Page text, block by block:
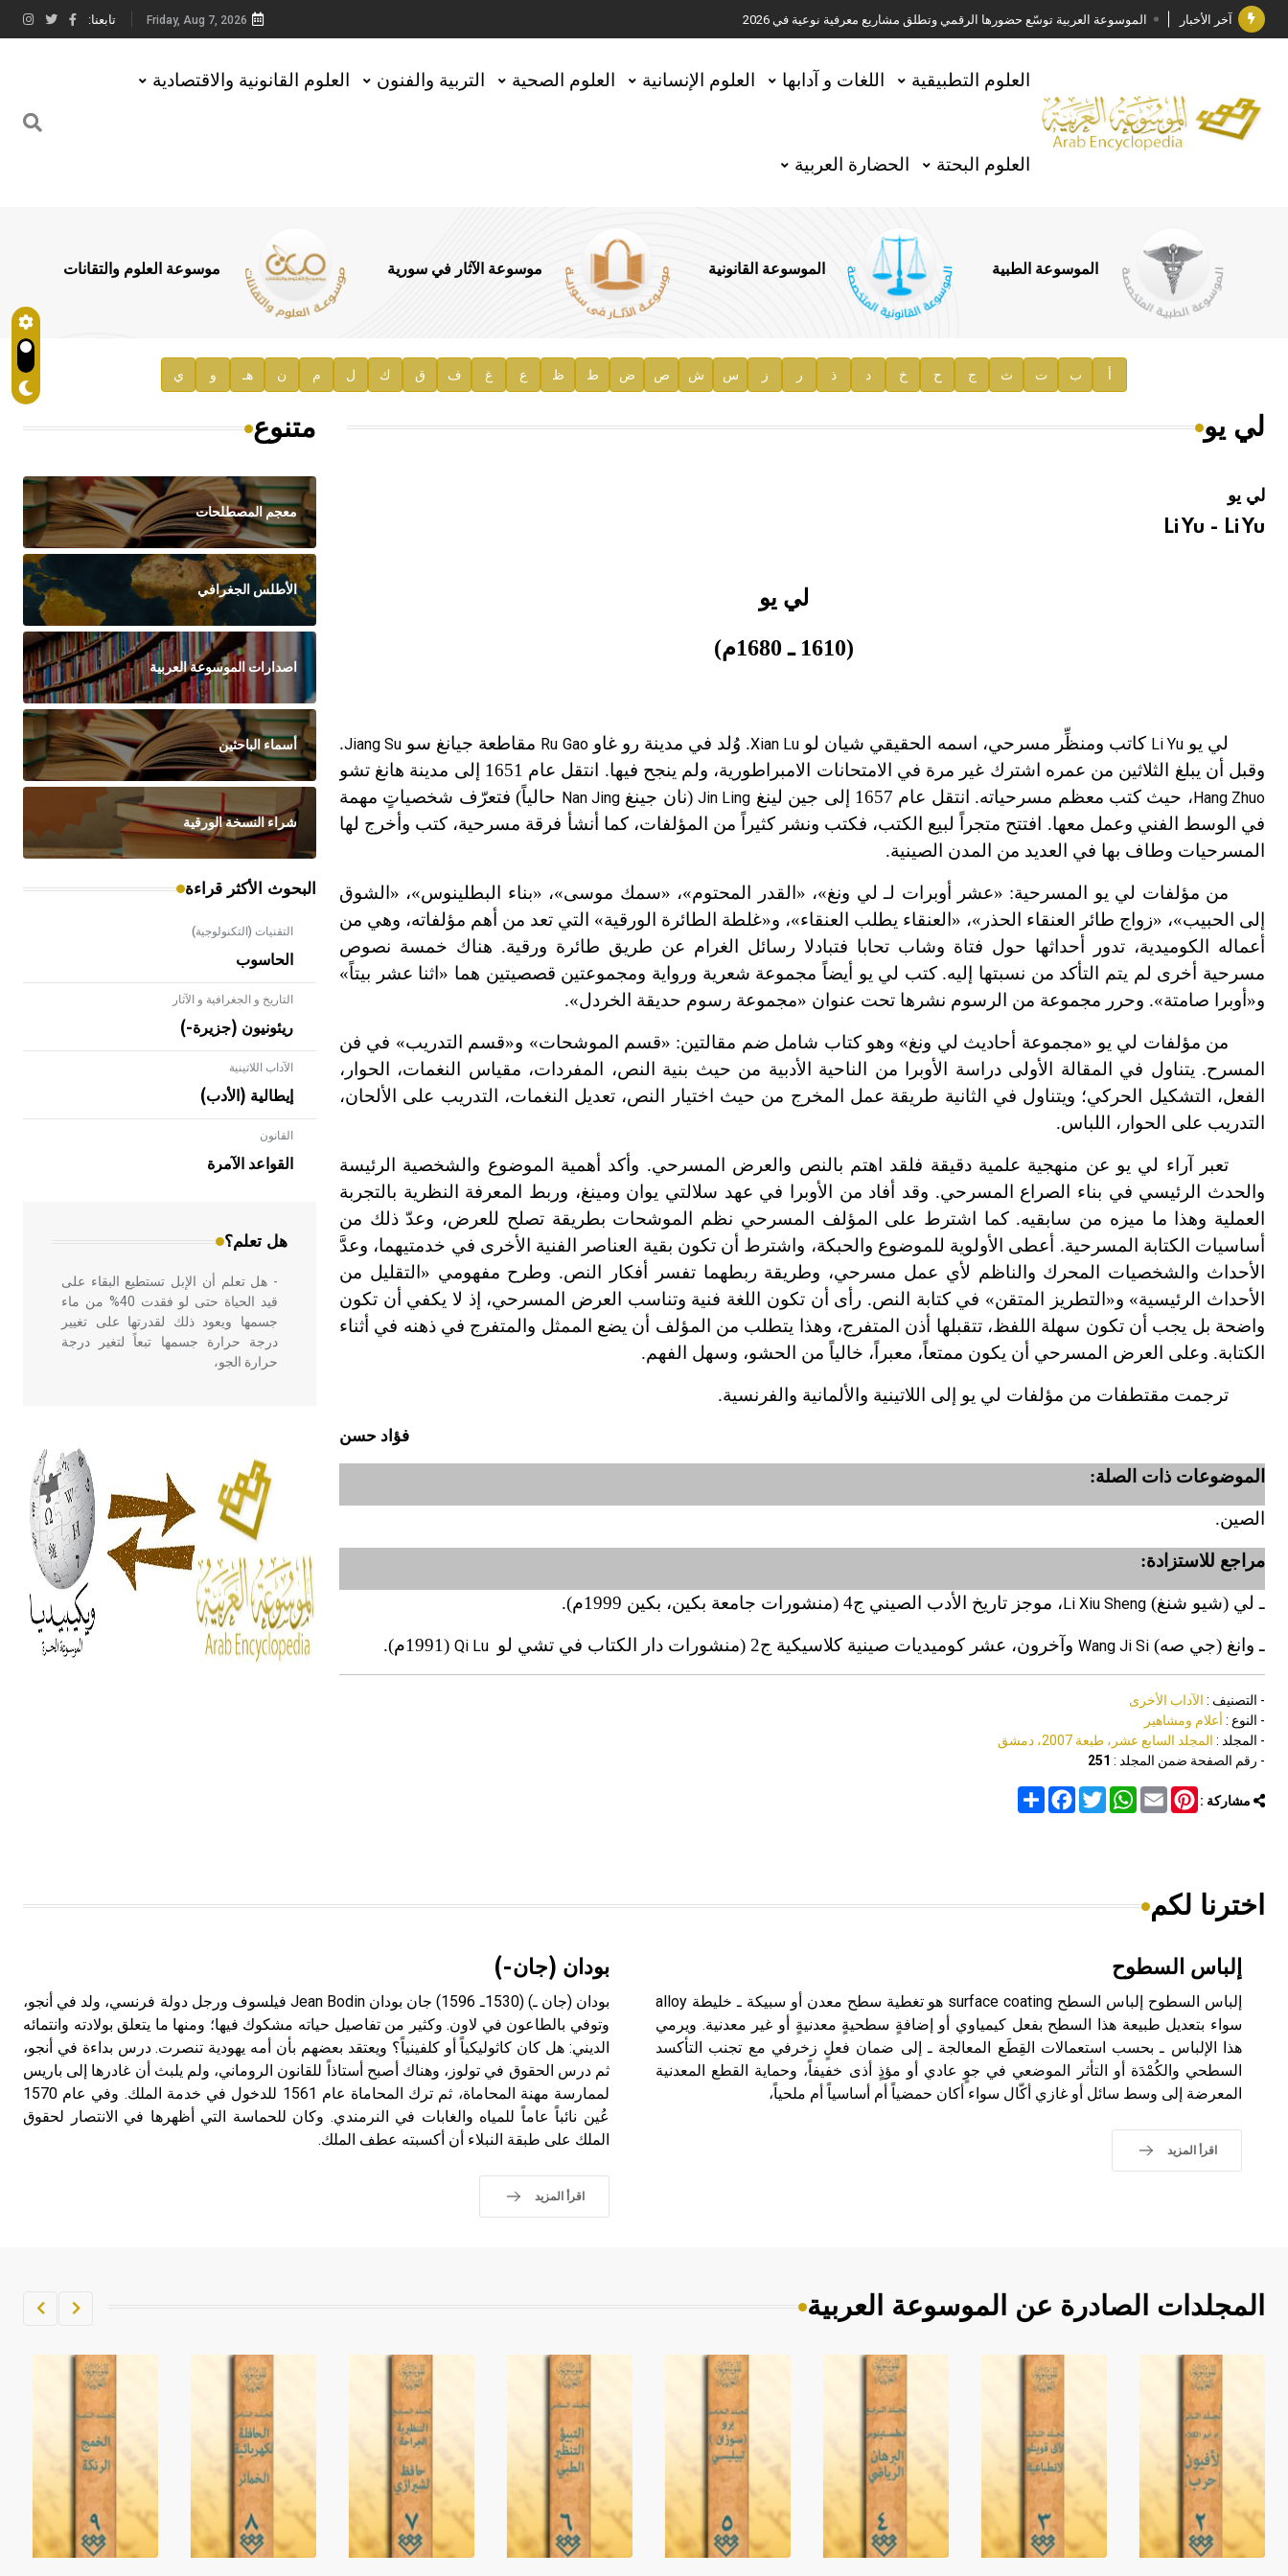
آخر الأخبار الموسوعة العربية توسّع حضورها الرقمي وتطلق مشاريع معرفية نوعية في 2026
جائزة مجمع الملك سلمان العالمي للغة العربية 2025
الأستاذ إياد خالد الطباع مدير عام لهيئة الموسوعة العربية
السيد محمد ياسين صالح وزيرا للثقافة
توصيات مجلس الإدارة
صدور المجلد السابع من موسوعة الآثار في سورية
إعلان..
Friday, Aug 7, 2026 تابعنا:
العلوم التطبيقية اللغات و آدابها العلوم الإنسانية العلوم الصحية التربية والفنون العلوم القانونية والاقتصادية
العلوم البحتة الحضارة العربية
الموسوعة الطبية الموسوعة القانونية موسوعة الآثار في سورية موسوعة العلوم والتقانات
أ ب ت ث ج ح خ د ذ ر ز س ش ص ض ط ظ ع غ ف ق ك ل م ن هـ و ي
لي يو
لي يو
Li Yu - Li Yu
لي يو
(1610 ـ 1680م)
لي يو Li Yu كاتب ومنظِّر مسرحي، اسمه الحقيقي شيان لو Xian Lu. وُلد في مدينة رو غاوRu Gao مقاطعة جيانغ سو Jiang Su
.
وقبل أن يبلغ الثلاثين من عمره اشترك غير مرة في الامتحانات الامبراطورية، ولم ينجح فيها. انتقل عام 1651 إلى مدينة هانغ تشو
Hang Zhuo، حيث كتب معظم مسرحياته. انتقل عام 1657 إلى جين لينغ Jin Ling(نان جينغNan Jing حالياً) فتعرّف شخصياتٍ مهمة
في الوسط الفني وعمل معها. افتتح متجراً لبيع الكتب، فكتب ونشر كثيراً من المؤلفات، كما أنشأ فرقة مسرحية، كتب وأخرج لها
المسرحيات وطاف بها في العديد من المدن الصينية.
من مؤلفات لي يو المسرحية: «عشر أوبرات لـ لي ونغ»، «القدر المحتوم»، «سمك موسى»، «بناء البطلينوس»، «الشوق
إلى الحبيب»، «زواج طائر العنقاء الحذر»، «العنقاء يطلب العنقاء»، و«غلطة الطائرة الورقية» التي تعد من أهم مؤلفاته، وهي من
أعماله الكوميدية، تدور أحداثها حول فتاة وشاب تحابا فتبادلا رسائل الغرام عن طريق طائرة ورقية. هناك خمسة نصوص
مسرحية أخرى لم يتم التأكد من نسبتها إليه. كتب لي يو أيضاً مجموعة شعرية ورواية ومجموعتين قصصيتين هما «اثنا عشر بيتاً»
و«أوبرا صامتة». وحرر مجموعة من الرسوم نشرها تحت عنوان «مجموعة رسوم حديقة الخردل».
من مؤلفات لي يو «مجموعة أحاديث لي ونغ» وهو كتاب شامل ضم مقالتين: «قسم الموشحات» و«قسم التدريب» في فن
المسرح. يتناول في المقالة الأولى دراسة الأوبرا من الناحية الأدبية من حيث بنية النص، المفردات، مقياس النغمات، الحوار،
الفعل، التشكيل الحركي؛ ويتناول في الثانية طريقة عمل المخرج من حيث اختيار النص، تعديل النغمات، التدريب على الألحان،
التدريب على الحوار، اللباس.
تعبر آراء لي يو عن منهجية علمية دقيقة فلقد اهتم بالنص والعرض المسرحي. وأكد أهمية الموضوع والشخصية الرئيسة
والحدث الرئيسي في بناء الصراع المسرحي. وقد أفاد من الأوبرا في عهد سلالتي يوان ومينغ، وربط المعرفة النظرية بالتجربة
العملية وهذا ما ميزه من سابقيه. كما اشترط على المؤلف المسرحي نظم الموشحات بطريقة تصلح للعرض، وعدّ ذلك من
أساسيات الكتابة المسرحية. أعطى الأولوية للموضوع والحبكة، واشترط أن تكون بقية العناصر الفنية الأخرى في خدمتيهما، وعدَّ
الأحداث والشخصيات المحرك والناظم لأي عمل مسرحي، وطريقة ربطهما تفسر أفكار النص. وطرح مفهومي «التقليل من
الأحداث الرئيسية» و«التطريز المتقن» في كتابة النص. رأى أن تكون اللغة فنية وتناسب العرض المسرحي، إذ لا يكفي أن تكون
واضحة بل يجب أن تكون سهلة اللفظ، تتقبلها أذن المتفرج، وهذا يتطلب من المؤلف أن يضع الممثل والمتفرج في ذهنه في أثناء
الكتابة. وعلى العرض المسرحي أن يكون ممتعاً، معبراً، خالياً من الحشو، وسهل الفهم.
ترجمت مقتطفات من مؤلفات لي يو إلى اللاتينية والألمانية والفرنسية.
فؤاد حسن
الموضوعات ذات الصلة:
الصين.
مراجع للاستزادة:
ـ لي (شيو شنغ) Li Xiu Sheng، موجز تاريخ الأدب الصيني ج4 (منشورات جامعة بكين، بكين 1999م).
ـ وانغ (جي صه) Wang Ji Si وآخرون، عشر كوميديات صينية كلاسيكية ج2 (منشورات دار الكتاب في تشي لو Qi Lu
(1991 م).
- التصنيف : الآداب الأخرى
- النوع : أعلام ومشاهير
- المجلد : المجلد السابع عشر، طبعة 2007، دمشق
- رقم الصفحة ضمن المجلد : 251
مشاركة : Share
FacebookTwitter
WhatsAppEmail
Pinterest
متنوع
معجم المصطلحات
الأطلس الجغرافي
اصدارات الموسوعة العربية
أسماء الباحثين
شراء النسخة الورقية
البحوث الأكثر قراءة
التقنيات (التكنولوجية)
الحاسوب
التاريخ و الجغرافية و الآثار
ريئونيون (جزيرة-)
الآداب اللاتينية
إيطالية (الأدب)
القانون
القواعد الآمرة
هل تعلم؟
- هل تعلم أن الأبلق نوع من الفنون
الهندسية التي ارتبطت بالعمارة الإسلامية
في بلاد الشام ومصر خاصة، حيث يحرص
- هل تعلم أن الإبل تستطيع البقاء على
قيد الحياة حتى لو فقدت 40% من ماء
جسمها ويعود ذلك لقدرتها على تغيير
درجة حرارة جسمها تبعاً لتغير درجة
حرارة الجو،
أربعة مؤلفات هي: الحكم، الأدلة، تنظيم
التغذية، ورسالته في جروح الرأس.
ويعود له الفضل بأنه حرر الطب من
الدين والفلسفة.
- هل تعلم أن المرجان إفراز حيواني
يتكون في البحر ويتركب من مادة
كربونات الكلسيوم، وهو أحمر أو شديد
الحمرة وهو أجود أنواعه، ويمتاز بكبر
الحجم ويسمى الش
- هل تعلم أن الأبجدية الكنعانية تتألف من
/22/ علامة كتابية sign تكتب منفصلة
غير متصلة، وتعتمد المبدأ الأكوروفوني،
حيث تقتصر القيمة الصوتية للعلامة الك
اخترنا لكم
إلباس السطوح
إلباس السطوح إلباس السطح surface coating هو تغطية سطح معدن أو سبيكة ـ خليطة alloy
سواء بتعديل طبيعة هذا السطح بفعل كيمياوي أو إضافةٍ سطحيةٍ معدنيةٍ أو غير معدنية. ويرمي
هذا الإلباس ـ بحسب استعمالات القِطَع المعالجة ـ إلى ضمان فعلٍ زخرفي مع تجنب التأكسد
السطحي والكُمْدَة أو التأثر الموضعي في جوٍ عادي أو مؤذٍ أذى خفيفاً، وحماية القطع المعدنية
المعرضة إلى وسط سائل أو غازي أكّال سواء أكان حمضياً أم أساسياً أم ملحياً،
اقرأ المزيد
بودان (جان-)
بودان (جان ـ) (1530ـ 1596) جان بودان Jean Bodin فيلسوف ورجل دولة فرنسي، ولد في أنجو،
وتوفي بالطاعون في لاون. وكثير من تفاصيل حياته مشكوك فيها؛ ومنها ما يتعلق بولادته وانتمائه
الديني: هل كان كاثوليكياً أو كلفينياً؟ ويعتقد بعضهم بأن أمه يهودية تنصرت. درس بداءة في أنجو،
ثم درس الحقوق في تولوز، وهناك أصبح أستاذاً للقانون الروماني، ولم يلبث أن غادرها إلى باريس
لممارسة مهنة المحاماة، ثم ترك المحاماة عام 1561 للدخول في خدمة الملك. وفي عام 1570
عُين نائباً عاماً للمياه والغابات في النرمندي. وكان للحماسة التي أظهرها في الانتصار لحقوق
الملك على طبقة النبلاء أن أكسبته عطف الملك.
اقرأ المزيد
المجلدات الصادرة عن الموسوعة العربية